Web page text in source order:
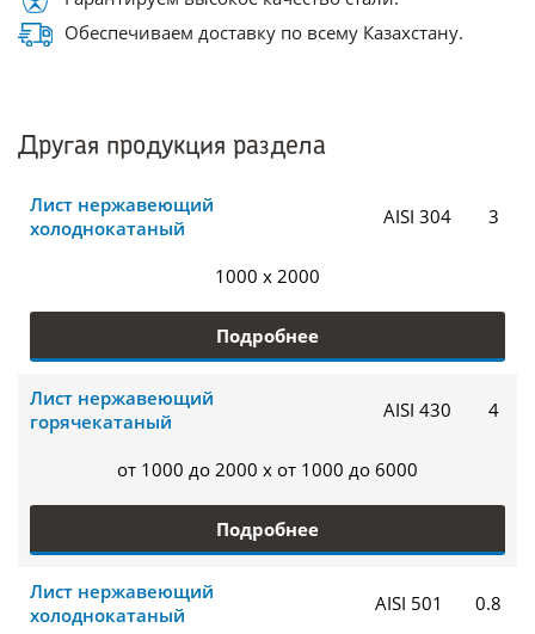
Обеспечиваем доставку по всему Казахстану.
Другая продукция раздела
Лист нержавеющий
холоднокатаный
AISI 304 3
1000 x 2000
Подробнее
Лист нержавеющий
горячекатаный
AISI 430 4
от 1000 до 2000 x от 1000 до 6000
Подробнее
Лист нержавеющий
холоднокатаный
AISI 501 0.8